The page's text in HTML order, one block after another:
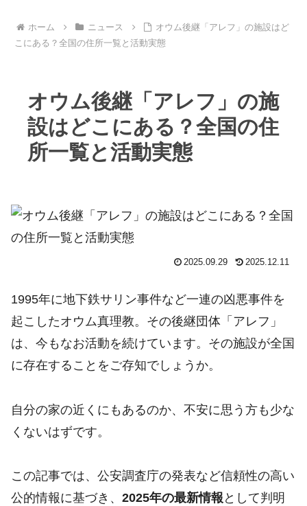
ホーム ニュース
オウム後継「アレフ」の施設はど
こにある？全国の住所一覧と活動実態
オウム後継「アレフ」の施
設はどこにある？全国の住
所一覧と活動実態
2025.09.29 2025.12.11
1995年に地下鉄サリン事件など一連の凶悪事件を
起こしたオウム真理教。その後継団体「アレフ」
は、今もなお活動を続けています。その施設が全国
に存在することをご存知でしょうか。
自分の家の近くにもあるのか、不安に思う方も少な
くないはずです。
この記事では、公安調査庁の発表など信頼性の高い
公的情報に基づき、 2025年の最新情報 として判明